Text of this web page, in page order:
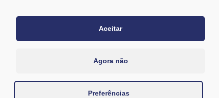
+55 11 95058-7769 (Whatsapp)
Aceitar
Agora não
Preferências